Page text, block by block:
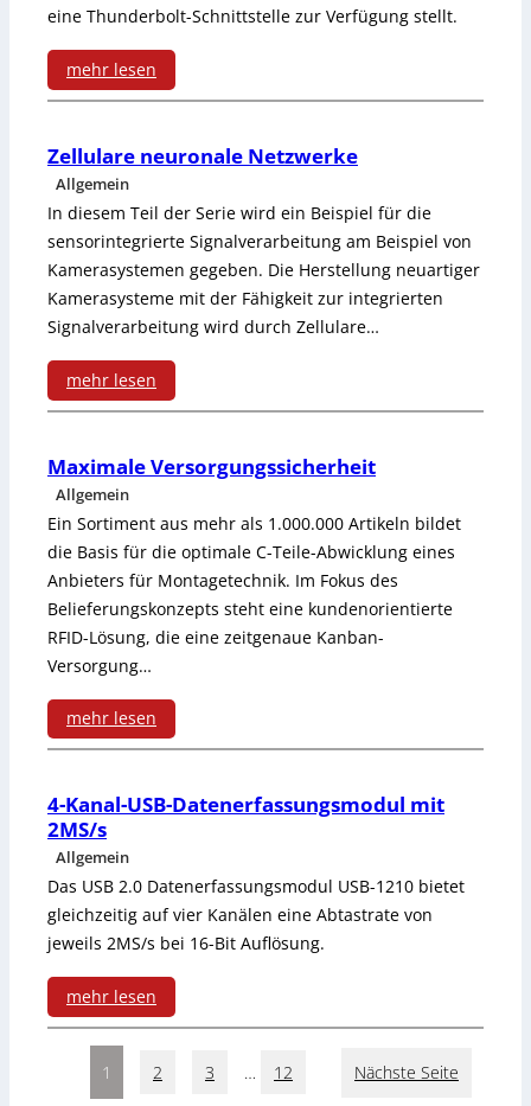
t
i
a
h
s
-
A
n
e
n
d
u
n
g
e
n
n
S
i
h
e
r
h
e
s
a
n
b
i
e
e
r
a
u
s
z
o
n
e
B
a
u
g
r
ö
ß
e
n
s
p
r
ü
n
g
e
i
u
r
w
i
s
s
e
P
h
y
s
i
k
eine Thunderbolt-Schnittstelle zur Verfügung stellt.
mehr lesen
:
E
x
t
e
r
n
e
F
r
a
m
e
g
r
b
b
e
r
m
i
Zellulare neuronale Netzwerke
Allgemein
In diesem Teil der Serie wird ein Beispiel für die
sensorintegrierte Signalverarbeitung am Beispiel von
Kamerasystemen gegeben. Die Herstellung neuartiger
Kamerasysteme mit der Fähigkeit zur integrierten
Signalverarbeitung wird durch Zellulare…
mehr lesen
:
Z
e
l
l
u
l
a
r
e
n
e
u
r
Maximale Versorgungssicherheit
Allgemein
Ein Sortiment aus mehr als 1.000.000 Artikeln bildet
die Basis für die optimale C-Teile-Abwicklung eines
Anbieters für Montagetechnik. Im Fokus des
Belieferungskonzepts steht eine kundenorientierte
RFID-Lösung, die eine zeitgenaue Kanban-
Versorgung…
mehr lesen
:
M
a
x
i
a
4-Kanal-USB-Datenerfassungsmodul mit
2MS/s
Allgemein
Das USB 2.0 Datenerfassungsmodul USB-1210 bietet
gleichzeitig auf vier Kanälen eine Abtastrate von
jeweils 2MS/s bei 16-Bit Auflösung.
mehr lesen
:
1 2 3 … 12 Nächste Seite